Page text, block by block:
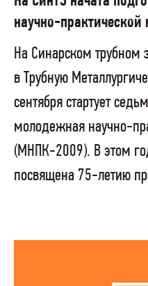
научно-
На Синарском
в Трубную
сентября стартует
молодежная научно-
(МНПК-2009). В этом
посвящена 75-летию